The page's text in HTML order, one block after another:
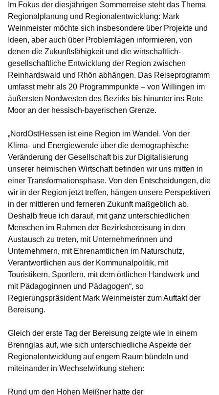
Im Fokus der diesjährigen Sommerreise steht das Thema
Regionalplanung und Regionalentwicklung: Mark
Weinmeister möchte sich insbesondere über Projekte und
Ideen, aber auch über Problemlagen informieren, von
denen die Zukunftsfähigkeit und die wirtschaftlich-
gesellschaftliche Entwicklung der Region zwischen
Reinhardswald und Rhön abhängen. Das Reiseprogramm
umfasst mehr als 20 Programmpunkte – von Willingen im
äußersten Nordwesten des Bezirks bis hinunter ins Rote
Moor an der hessisch-bayerischen Grenze.
„NordOstHessen ist eine Region im Wandel. Von der
Klima- und Energiewende über die demographische
Veränderung der Gesellschaft bis zur Digitalisierung
unserer heimischen Wirtschaft befinden wir uns mitten in
einer Transformationsphase. Von den Entscheidungen, die
wir in der Region jetzt treffen, hängen unsere Perspektiven
in der mittleren und ferneren Zukunft maßgeblich ab.
Deshalb freue ich darauf, mit ganz unterschiedlichen
Menschen im Rahmen der Bezirksbereisung in den
Austausch zu treten, mit Unternehmerinnen und
Unternehmern, mit Ehrenamtlichen im Naturschutz,
Verantwortlichen aus der Kommunalpolitik, mit
Touristikern, Sportlern, mit dem örtlichen Handwerk und
mit Pädagoginnen und Pädagogen“, so
Regierungspräsident Mark Weinmeister zum Auftakt der
Bereisung.
Gleich der erste Tag der Bereisung zeigte wie in einem
Brennglas auf, wie sich unterschiedliche Aspekte der
Regionalentwicklung auf engem Raum bündeln und
miteinander in Wechselwirkung stehen:
Rund um den Hohen Meißner hatte der